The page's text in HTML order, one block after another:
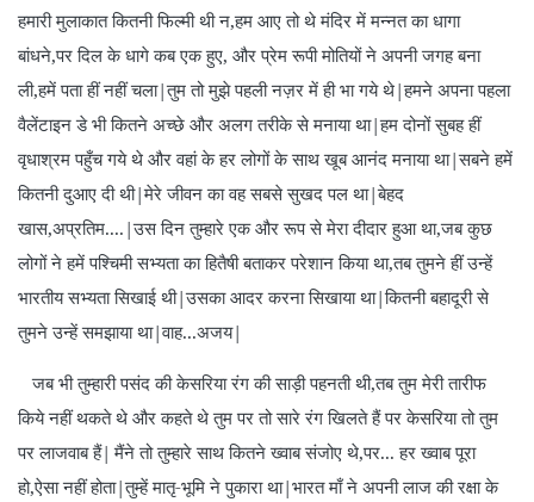
हमारी मुलाकात कितनी फिल्मी थी न,हम आए तो थे मंदिर में मन्नत का धागा
बांधने,पर दिल के धागे कब एक हुए, और प्रेम रूपी मोतियों ने अपनी जगह बना
ली,हमें पता हीं नहीं चला|तुम तो मुझे पहली नज़र में ही भा गये थे|हमने अपना पहला
वैलेंटाइन डे भी कितने अच्छे और अलग तरीके से मनाया था|हम दोनों सुबह हीं
वृधाश्रम पहुँच गये थे और वहां के हर लोगों के साथ खूब आनंद मनाया था|सबने हमें
कितनी दुआए दी थी|मेरे जीवन का वह सबसे सुखद पल था|बेहद
खास,अप्रतिम....|उस दिन तुम्हारे एक और रूप से मेरा दीदार हुआ था,जब कुछ
लोगों ने हमें पश्चिमी सभ्यता का हितैषी बताकर परेशान किया था,तब तुमने हीं उन्हें
भारतीय सभ्यता सिखाई थी|उसका आदर करना सिखाया था|कितनी बहादूरी से
तुमने उन्हें समझाया था|वाह...अजय|
जब भी तुम्हारी पसंद की केसरिया रंग की साड़ी पहनती थी,तब तुम मेरी तारीफ
किये नहीं थकते थे और कहते थे तुम पर तो सारे रंग खिलते हैं पर केसरिया तो तुम
पर लाजवाब हैं| मैंने तो तुम्हारे साथ कितने ख्वाब संजोए थे,पर... हर ख्वाब पूरा
हो,ऐसा नहीं होता|तुम्हें मातृ-भूमि ने पुकारा था|भारत माँ ने अपनी लाज की रक्षा के